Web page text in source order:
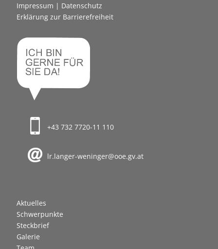
Impressum | Datenschutz
Erklärung zur Barrierefreiheit
+43 732 7720-11 110
lr.langer-weninger@ooe.gv.at
Aktuelles
Schwerpunkte
Steckbrief
Galerie